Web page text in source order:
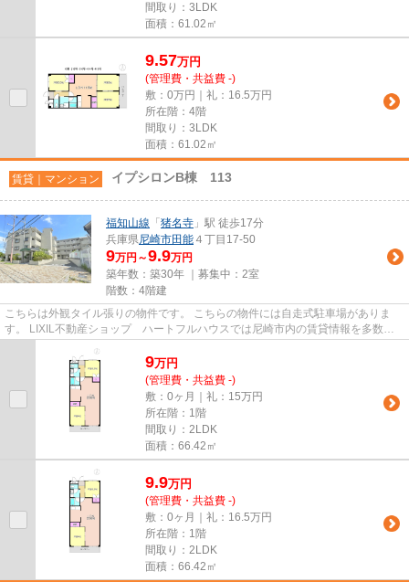
間取り：3LDK
面積：61.02㎡
9.57万円
(管理費・共益費 -)
敷：0万円｜礼：16.5万円
所在階：4階
間取り：3LDK
面積：61.02㎡
賃貸｜マンション イプシロンB棟 113
福知山線 「 猪名寺 」駅 徒歩17分
兵庫県尼崎市田能 ４丁目17-50
9万円～9.9万円
築年数：築30年 ｜募集中： 2室
階数：4階建
こちらは外観タイル張りの物件です。 こちらの物件には自走式駐車場がありま
す。 LIXIL不動産ショップ ハートフルハウスでは尼崎市内の賃貸情報を多数ご
9万円
(管理費・共益費 -)
敷：0ヶ月｜礼：15万円
所在階：1階
間取り：2LDK
面積：66.42㎡
9.9万円
(管理費・共益費 -)
敷：0ヶ月｜礼：16.5万円
所在階：1階
間取り：2LDK
面積：66.42㎡